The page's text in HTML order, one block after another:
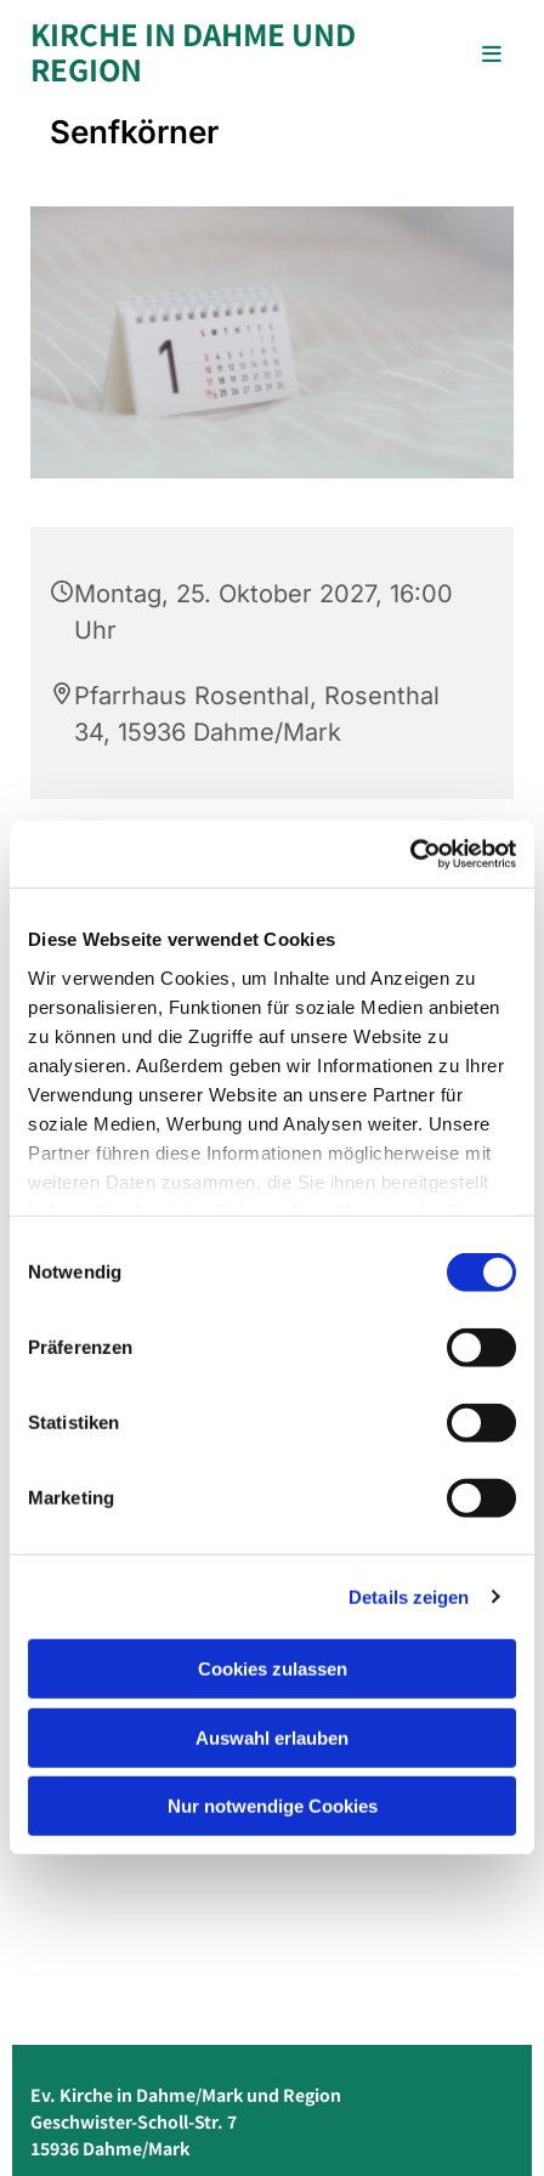
Diese Webseite verwendet Cookies
Wir verwenden Cookies, um Inhalte und Anzeigen zu
personalisieren, Funktionen für soziale Medien anbieten
zu können und die Zugriffe auf unsere Website zu
analysieren. Außerdem geben wir Informationen zu Ihrer
Verwendung unserer Website an unsere Partner für
soziale Medien, Werbung und Analysen weiter. Unsere
Partner führen diese Informationen möglicherweise mit
weiteren Daten zusammen, die Sie ihnen bereitgestellt
Notwendig
Präferenzen
Statistiken
Marketing
Details zeigen
Cookies zulassen
Auswahl erlauben
Nur notwendige Cookies
KIRCHE IN DAHME UND
REGION
Senfkörner
Montag, 25. Oktober 2027, 16:00
Uhr
Pfarrhaus Rosenthal, Rosenthal
34, 15936 Dahme/Mark
Dies könnte Sie auch
Ev. Kirche in Dahme/Mark und Region
Geschwister-Scholl-Str. 7
15936 Dahme/Mark